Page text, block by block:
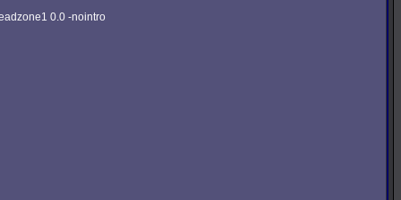
0.0 -nointro